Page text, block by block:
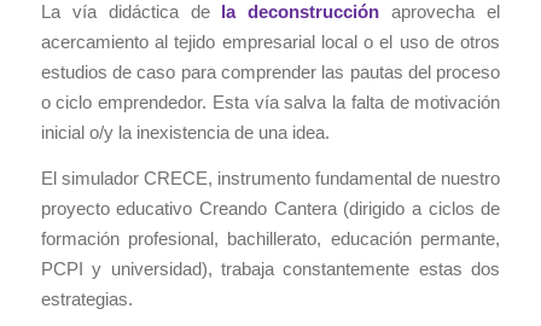
La vía didáctica de la deconstrucción aprovecha el
acercamiento al tejido empresarial local o el uso de otros
estudios de caso para comprender las pautas del proceso
o ciclo emprendedor. Esta vía salva la falta de motivación
inicial o/y la inexistencia de una idea.
El simulador CRECE, instrumento fundamental de nuestro
proyecto educativo Creando Cantera (dirigido a ciclos de
formación profesional, bachillerato, educación permante,
PCPI y universidad), trabaja constantemente estas dos
estrategias.